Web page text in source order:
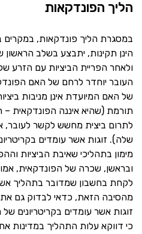
הליך הפונדקאות
במסגרת הליך פונדקאות,
הינן תקינות, יתבצע בשלב
ולאחר הפריית הביציות עם הזרע
העובר יוחדר לרחם של האם
של האם המיועדת אינן מניבות
תורמת (שהיא איננה הפונדקאית
לתרום ביצית מחשש לקשר לעובר,
שלה). זוגות אשר עומדים
מימון בתהליכי שאיבת הביציות
ובראשן, שכרה של הפונדקאית,
לקחת בחשבון שמדובר בתהליך
מהסיבה הזאת, כדאי לבדוק גם את
זוגות אשר עומדים בקריטריונים
כי דווקא עלות התהליך במדינות